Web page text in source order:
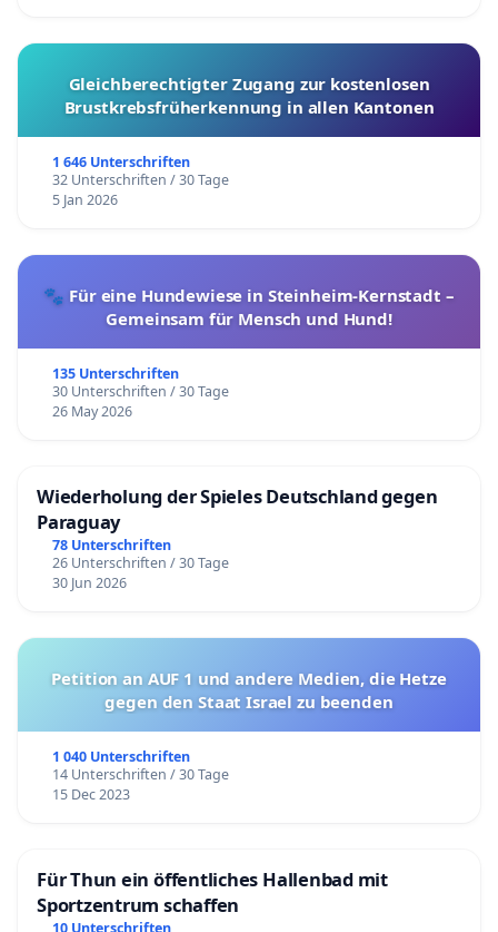
Gleichberechtigter Zugang zur kostenlosen
Brustkrebsfrüherkennung in allen Kantonen
1 646 Unterschriften
32 Unterschriften / 30 Tage
5 Jan 2026
🐾 Für eine Hundewiese in Steinheim-Kernstadt –
Gemeinsam für Mensch und Hund!
135 Unterschriften
30 Unterschriften / 30 Tage
26 May 2026
Wiederholung der Spieles Deutschland gegen
Paraguay
78 Unterschriften
26 Unterschriften / 30 Tage
30 Jun 2026
Petition an AUF 1 und andere Medien, die Hetze
gegen den Staat Israel zu beenden
1 040 Unterschriften
14 Unterschriften / 30 Tage
15 Dec 2023
Für Thun ein öffentliches Hallenbad mit
Sportzentrum schaffen
10 Unterschriften